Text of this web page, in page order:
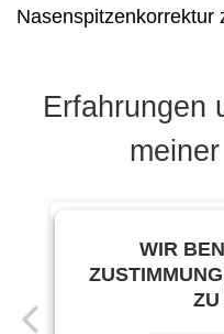
Nasenspitzenkorrektur
Erfahrungen
WIR